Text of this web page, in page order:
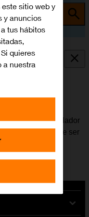
Facebook
Messenger, es
que el desarrollador
y por eso puede ser
de esta
sitio web y
y anuncios
tus hábitos
quieres
a nuestra